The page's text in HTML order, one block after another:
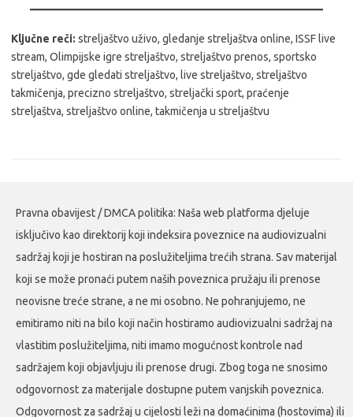
Ključne reči: streljaštvo uživo, gledanje streljaštva online, ISSF live
stream, Olimpijske igre streljaštvo, streljaštvo prenos, sportsko
streljaštvo, gde gledati streljaštvo, live streljaštvo, streljaštvo
takmičenja, precizno streljaštvo, streljački sport, praćenje
streljaštva, streljaštvo online, takmičenja u streljaštvu
Pravna obavijest / DMCA politika: Naša web platforma djeluje
isključivo kao direktorij koji indeksira poveznice na audiovizualni
sadržaj koji je hostiran na poslužiteljima trećih strana. Sav materijal
koji se može pronaći putem naših poveznica pružaju ili prenose
neovisne treće strane, a ne mi osobno. Ne pohranjujemo, ne
emitiramo niti na bilo koji način hostiramo audiovizualni sadržaj na
vlastitim poslužiteljima, niti imamo mogućnost kontrole nad
sadržajem koji objavljuju ili prenose drugi. Zbog toga ne snosimo
odgovornost za materijale dostupne putem vanjskih poveznica.
Odgovornost za sadržaj u cijelosti leži na domaćinima (hostovima) ili